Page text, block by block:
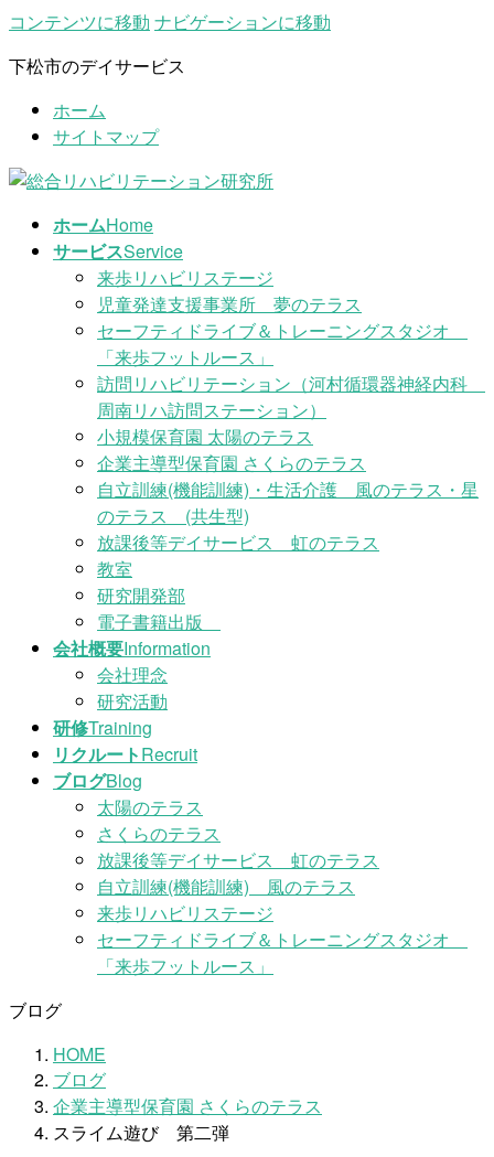
コンテンツに移動 ナビゲーションに移動
下松市のデイサービス
ホーム
サイトマップ
ホームHome
サービスService
来歩リハビリステージ
児童発達支援事業所 夢のテラス
セーフティドライブ＆トレーニングスタジオ
「来歩フットルース」
訪問リハビリテーション（河村循環器神経内科
周南リハ訪問ステーション）
小規模保育園 太陽のテラス
企業主導型保育園 さくらのテラス
自立訓練(機能訓練)・生活介護 風のテラス・星
のテラス (共生型)
放課後等デイサービス 虹のテラス
教室
研究開発部
電子書籍出版
会社概要Information
会社理念
研究活動
研修Training
リクルートRecruit
ブログBlog
太陽のテラス
さくらのテラス
放課後等デイサービス 虹のテラス
自立訓練(機能訓練) 風のテラス
来歩リハビリステージ
セーフティドライブ＆トレーニングスタジオ
「来歩フットルース」
ブログ
HOME
ブログ
企業主導型保育園 さくらのテラス
スライム遊び 第二弾